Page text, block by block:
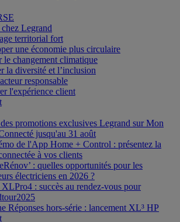
Legrand
territorial fort
une économie plus circulaire
le changement climatique
la diversité et l’inclusion
responsable
l'expérience client
promotions exclusives Legrand sur Mon
jusqu'au 31 août
de l'App Home + Control : présentez la
à vos clients
: quelles opportunités pour les
électriciens en 2026 ?
: succès au rendez-vous pour
Réponses hors-série : lancement XL³ HP